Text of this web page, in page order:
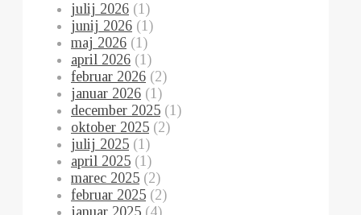
julij 2026 (1)
junij 2026 (1)
maj 2026 (1)
april 2026 (1)
februar 2026 (2)
januar 2026 (1)
december 2025 (1)
oktober 2025 (2)
julij 2025 (1)
april 2025 (1)
marec 2025 (2)
februar 2025 (2)
januar 2025 (4)